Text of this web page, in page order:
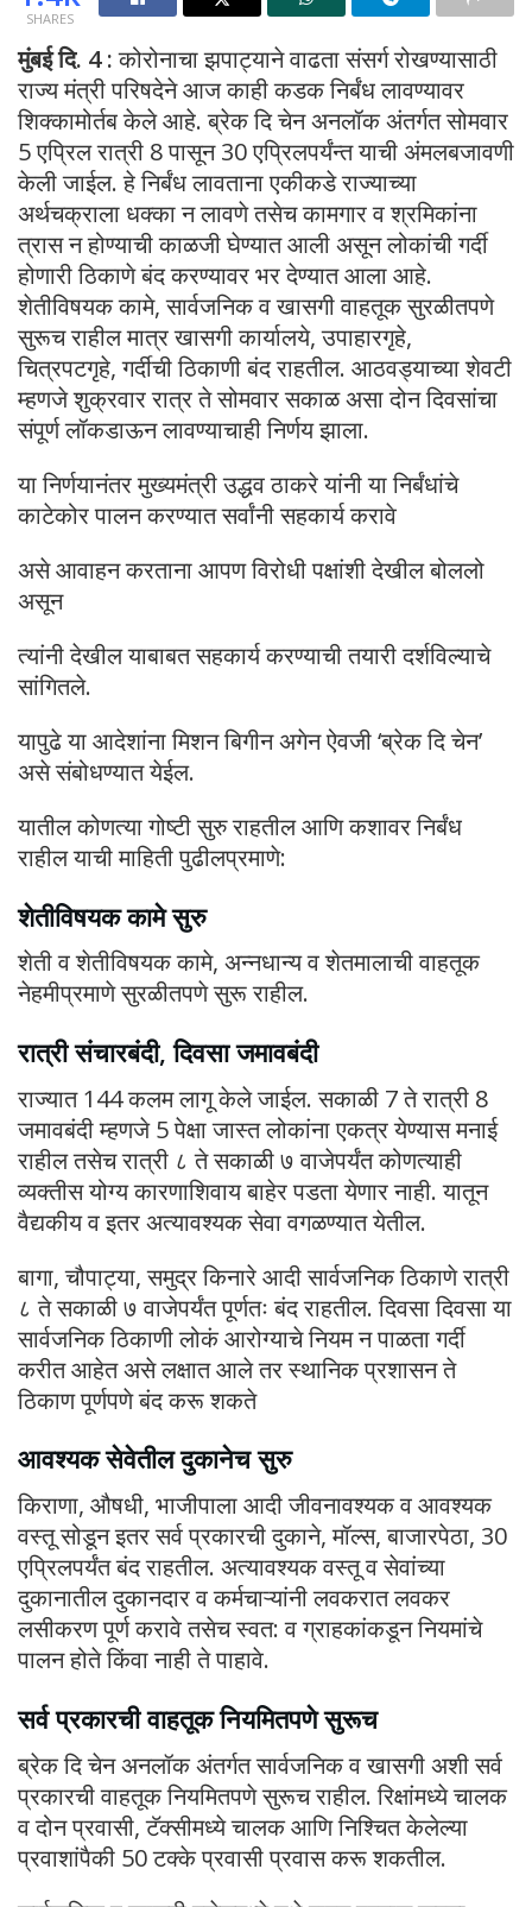
SHARES
मुंबई दि. 4 :कोरोनाचा झपाट्याने वाढता संसर्ग रोखण्यासाठी
राज्य मंत्री परिषदेने आज काही कडक निर्बंध लावण्यावर
शिक्कामोर्तब केले आहे. ब्रेक दि चेन अनलॉक अंतर्गत सोमवार
5 एप्रिल रात्री 8 पासून 30 एप्रिलपर्यंन्त याची अंमलबजावणी
केली जाईल. हे निर्बंध लावताना एकीकडे राज्याच्या
अर्थचक्राला धक्का न लावणे तसेच कामगार व श्रमिकांना
त्रास न होण्याची काळजी घेण्यात आली असून लोकांची गर्दी
होणारी ठिकाणे बंद करण्यावर भर देण्यात आला आहे.
शेतीविषयक कामे, सार्वजनिक व खासगी वाहतूक सुरळीतपणे
सुरूच राहील मात्र खासगी कार्यालये, उपाहारगृहे,
चित्रपटगृहे, गर्दीची ठिकाणी बंद राहतील. आठवड्याच्या शेवटी
म्हणजे शुक्रवार रात्र ते सोमवार सकाळ असा दोन दिवसांचा
संपूर्ण लॉकडाऊन लावण्याचाही निर्णय झाला.
या निर्णयानंतर मुख्यमंत्री उद्धव ठाकरे यांनी या निर्बंधांचे
काटेकोर पालन करण्यात सर्वांनी सहकार्य करावे
असे आवाहन करताना आपण विरोधी पक्षांशी देखील बोललो
असून
त्यांनी देखील याबाबत सहकार्य करण्याची तयारी दर्शविल्याचे
सांगितले.
यापुढे या आदेशांना मिशन बिगीन अगेन ऐवजी ‘ब्रेक दि चेन’
असे संबोधण्यात येईल.
यातील कोणत्या गोष्टी सुरु राहतील आणि कशावर निर्बंध
राहील याची माहिती पुढीलप्रमाणे:
शेतीविषयक कामे सुरु
शेती व शेतीविषयक कामे, अन्नधान्य व शेतमालाची वाहतूक
नेहमीप्रमाणे सुरळीतपणे सुरू राहील.
रात्री संचारबंदी, दिवसा जमावबंदी
राज्यात 144 कलम लागू केले जाईल. सकाळी 7 ते रात्री 8
जमावबंदी म्हणजे 5 पेक्षा जास्त लोकांना एकत्र येण्यास मनाई
राहील तसेच रात्री ८ ते सकाळी ७ वाजेपर्यंत कोणत्याही
व्यक्तीस योग्य कारणाशिवाय बाहेर पडता येणार नाही. यातून
वैद्यकीय व इतर अत्यावश्यक सेवा वगळण्यात येतील.
बागा, चौपाट्या, समुद्र किनारे आदी सार्वजनिक ठिकाणे रात्री
८ ते सकाळी ७ वाजेपर्यंत पूर्णतः बंद राहतील. दिवसा दिवसा या
सार्वजनिक ठिकाणी लोकं आरोग्याचे नियम न पाळता गर्दी
करीत आहेत असे लक्षात आले तर स्थानिक प्रशासन ते
ठिकाण पूर्णपणे बंद करू शकते
आवश्यक सेवेतील दुकानेच सुरु
किराणा, औषधी, भाजीपाला आदी जीवनावश्यक व आवश्यक
वस्तू सोडून इतर सर्व प्रकारची दुकाने, मॉल्स, बाजारपेठा, 30
एप्रिलपर्यंत बंद राहतील. अत्यावश्यक वस्तू व सेवांच्या
दुकानातील दुकानदार व कर्मचाऱ्यांनी लवकरात लवकर
लसीकरण पूर्ण करावे तसेच स्वत: व ग्राहकांकडून नियमांचे
पालन होते किंवा नाही ते पाहावे.
सर्व प्रकारची वाहतूक नियमितपणे सुरूच
ब्रेक दि चेन अनलॉक अंतर्गत सार्वजनिक व खासगी अशी सर्व
प्रकारची वाहतूक नियमितपणे सुरूच राहील. रिक्षांमध्ये चालक
व दोन प्रवासी, टॅक्सीमध्ये चालक आणि निश्चित केलेल्या
प्रवाशांपैकी 50 टक्के प्रवासी प्रवास करू शकतील.